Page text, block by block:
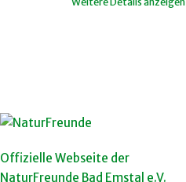
Offizielle Webseite der
NaturFreunde Bad Emstal e.V.